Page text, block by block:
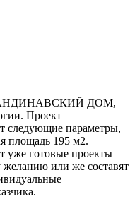
ДОМ,
Проект
следующие параметры,
площадь 195 м2.
уже готовые проекты
желанию или же составят